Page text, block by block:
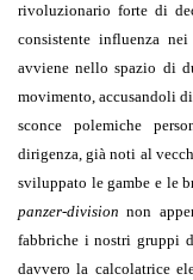
rivoluzionario forte di
consistente influenza
avviene nello spazio di
movimento, accusandoli
sconce polemiche
dirigenza, già noti al
sviluppato le gambe e le
panzer-division non
fabbriche i nostri gruppi
davvero la calcolatrice